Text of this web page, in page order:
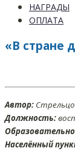
НАГРАДЫ
ОПЛАТА
«В стране
Автор:
Должность:
Населённый